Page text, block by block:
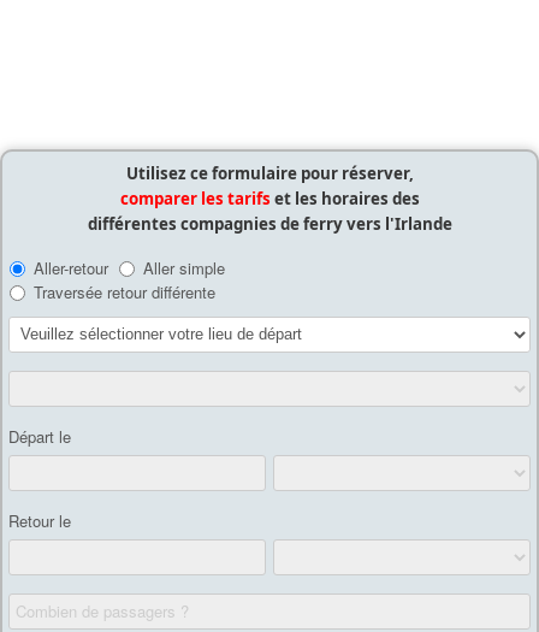
Utilisez ce formulaire pour réserver,
comparer les tarifs et les horaires des
différentes compagnies de ferry vers l'Irlande